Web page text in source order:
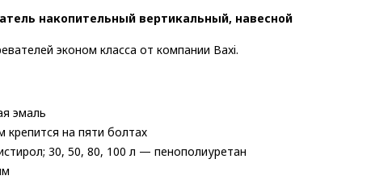
накопительный вертикальный, навесной
эконом класса от компании Baxi.
эмаль
на пяти болтах
30, 50, 80, 100 л — пенополиуретан